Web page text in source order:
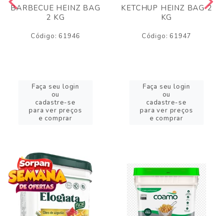
BARBECUE HEINZ BAG
2 KG
Código: 61946
Faça seu login
ou
cadastre-se
para ver preços
e comprar
KETCHUP HEINZ BAG 2
KG
Código: 61947
Faça seu login
ou
cadastre-se
para ver preços
e comprar